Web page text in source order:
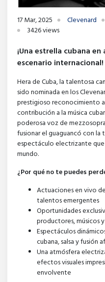
17 Mar, 2025 Clevenard
3426 views
¡Una estrella cubana
escenario internacional!
Hera de Cuba, la talentosa
sido nominada en los
prestigioso reconocimiento
contribución a la música
poderosa voz de
fusionar el guaguancó con la
espectáculo electrizante
mundo.
¿Por qué no te puedes
Actuaciones en vivo
talentos emergentes
Oportunidades
productores, músicos
Espectáculos
cubana, salsa y fusión
Una atmósfera
efectos visuales
envolvente